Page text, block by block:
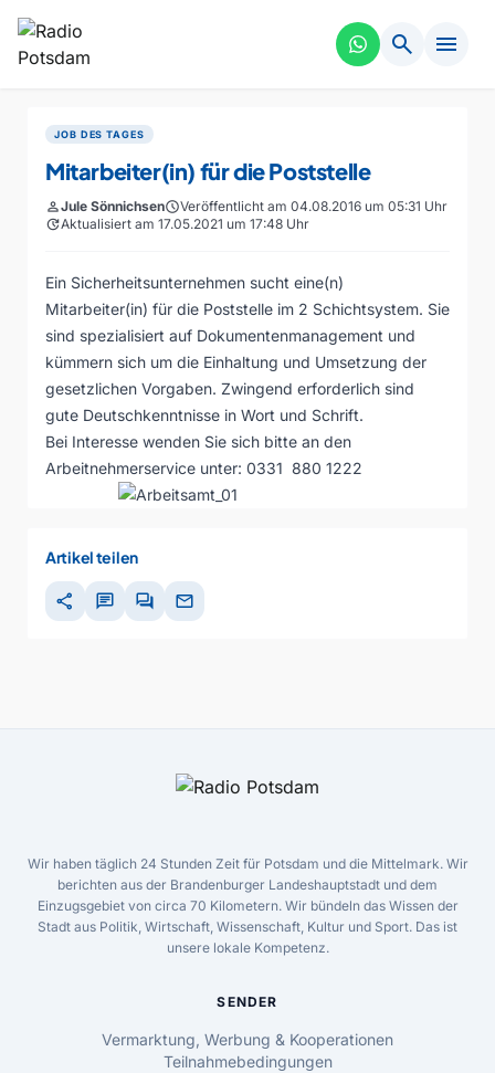
search menu
JOB DES TAGES
Mitarbeiter(in) für die Poststelle
personJule SönnichsenscheduleVeröffentlicht am 04.08.2016 um 05:31 Uhr
updateAktualisiert am 17.05.2021 um 17:48 Uhr
Ein Sicherheitsunternehmen sucht eine(n)
Mitarbeiter(in) für die Poststelle im 2 Schichtsystem. Sie
sind spezialisiert auf Dokumentenmanagement und
kümmern sich um die Einhaltung und Umsetzung der
gesetzlichen Vorgaben. Zwingend erforderlich sind
gute Deutschkenntnisse in Wort und Schrift.
Bei Interesse wenden Sie sich bitte an den
Arbeitnehmerservice unter: 0331 880 1222
Artikel teilen
share chat forum mail
Wir haben täglich 24 Stunden Zeit für Potsdam und die Mittelmark. Wir
berichten aus der Brandenburger Landeshauptstadt und dem
Einzugsgebiet von circa 70 Kilometern. Wir bündeln das Wissen der
Stadt aus Politik, Wirtschaft, Wissenschaft, Kultur und Sport. Das ist
unsere lokale Kompetenz.
SENDER
Vermarktung, Werbung & Kooperationen
Teilnahmebedingungen